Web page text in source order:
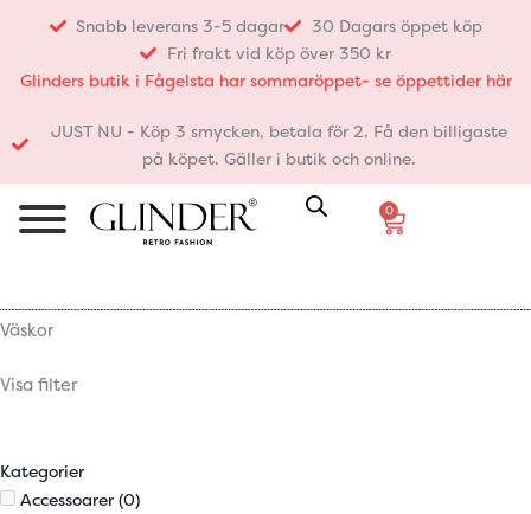
innehåll
Snabb leverans 3-5 dagar
30 Dagars öppet köp
Fri frakt vid köp över 350 kr
Glinders butik i Fågelsta har sommaröppet- se öppettider här
JUST NU - Köp 3 smycken, betala för 2. Få den billigaste
på köpet. Gäller i butik och online.
0
Varukorg
Väskor
Visa filter
Kategorier
Accessoarer (0)